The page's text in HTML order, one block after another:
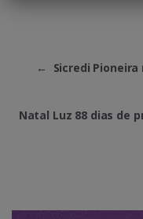
←
Sicredi
Natal Luz 88 dias de